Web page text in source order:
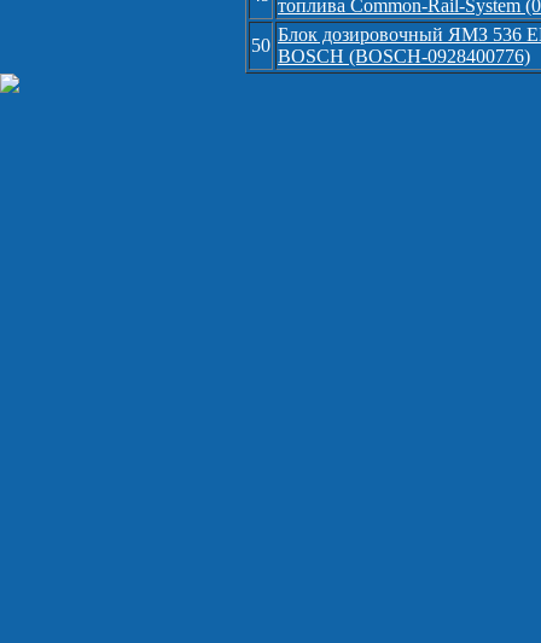
топлива Common-Rail-System
50
Блок дозировочный ЯМЗ 536
BOSCH (BOSCH-0928400776)